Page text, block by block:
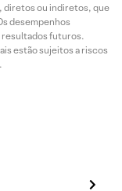
diretos ou indiretos, que
desempenhos
futuros.
estão sujeitos a riscos